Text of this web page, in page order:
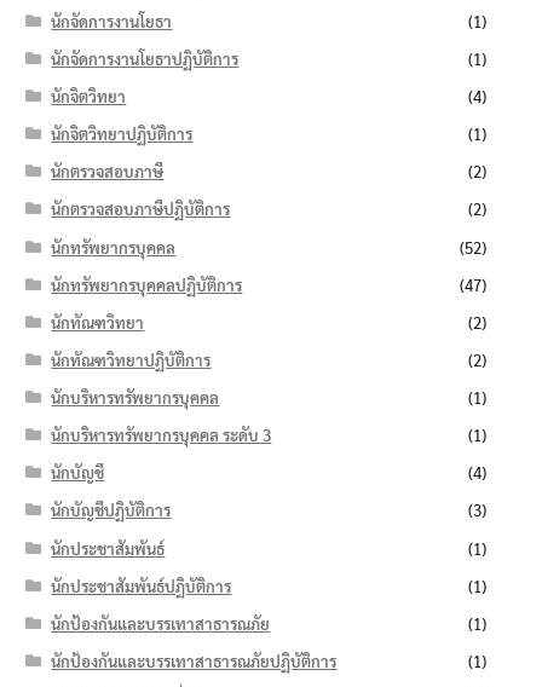
นักจัดการงานโยธา
(1)
นักจัดการงานโยธาปฏิบัติการ
(1)
นักจิตวิทยา
(4)
นักจิตวิทยาปฏิบัติการ
(1)
นักตรวจสอบภาษี
(2)
นักตรวจสอบภาษีปฏิบัติการ
(2)
นักทรัพยากรบุคคล
(52)
นักทรัพยากรบุคคลปฏิบัติการ
(47)
นักทัณฑวิทยา
(2)
นักทัณฑวิทยาปฏิบัติการ
(2)
นักบริหารทรัพยากรบุคคล
(1)
นักบริหารทรัพยากรบุคคล ระดับ 3
(1)
นักบัญชี
(4)
นักบัญชีปฏิบัติการ
(3)
นักประชาสัมพันธ์
(1)
นักประชาสัมพันธ์ปฏิบัติการ
(1)
นักป้องกันและบรรเทาสาธารณภัย
(1)
นักป้องกันและบรรเทาสาธารณภัยปฏิบัติการ
(1)